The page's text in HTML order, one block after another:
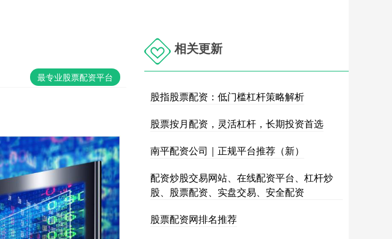
最专业股票配资平台
相关更新
股指股票配资：低门槛杠杆策略解析
股票按月配资，灵活杠杆，长期投资首选
南平配资公司｜正规平台推荐（新）
配资炒股交易网站、在线配资平台、杠杆炒
股、股票配资、实盘交易、安全配资
股票配资网排名推荐